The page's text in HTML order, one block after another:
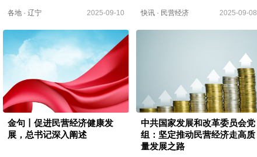
各地 · 辽宁 2025-09-10 快讯· 民营经济 2025-09-08
金句丨促进民营经济健康发
展，总书记深入阐述
中共国家发展和改革委员会党
组：坚定推动民营经济走高质
量发展之路